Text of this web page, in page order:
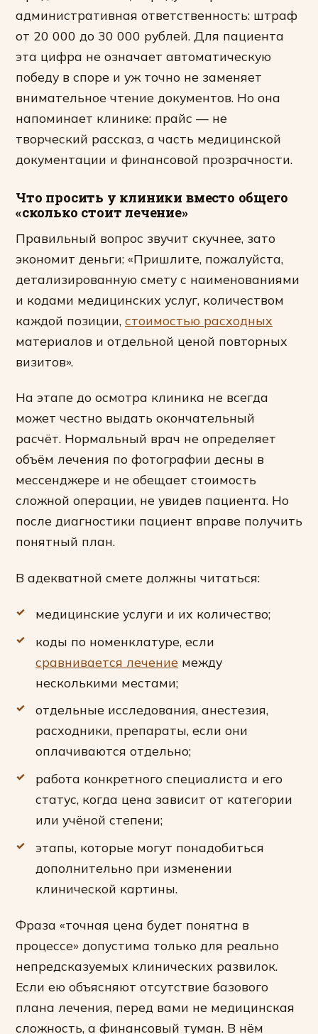
административная ответственность: штраф
от 20 000 до 30 000 рублей. Для пациента
эта цифра не означает автоматическую
победу в споре и уж точно не заменяет
внимательное чтение документов. Но она
напоминает клинике: прайс — не
творческий рассказ, а часть медицинской
документации и финансовой прозрачности.
Что просить у клиники вместо общего
«сколько стоит лечение»
Правильный вопрос звучит скучнее, зато
экономит деньги: «Пришлите, пожалуйста,
детализированную смету с наименованиями
и кодами медицинских услуг, количеством
каждой позиции, стоимостью расходных
материалов и отдельной ценой повторных
визитов».
На этапе до осмотра клиника не всегда
может честно выдать окончательный
расчёт. Нормальный врач не определяет
объём лечения по фотографии десны в
мессенджере и не обещает стоимость
сложной операции, не увидев пациента. Но
после диагностики пациент вправе получить
понятный план.
В адекватной смете должны читаться:
медицинские услуги и их количество;
коды по номенклатуре, если
сравнивается лечение между
несколькими местами;
отдельные исследования, анестезия,
расходники, препараты, если они
оплачиваются отдельно;
работа конкретного специалиста и его
статус, когда цена зависит от категории
или учёной степени;
этапы, которые могут понадобиться
дополнительно при изменении
клинической картины.
Фраза «точная цена будет понятна в
процессе» допустима только для реально
непредсказуемых клинических развилок.
Если ею объясняют отсутствие базового
плана лечения, перед вами не медицинская
сложность, а финансовый туман. В нём